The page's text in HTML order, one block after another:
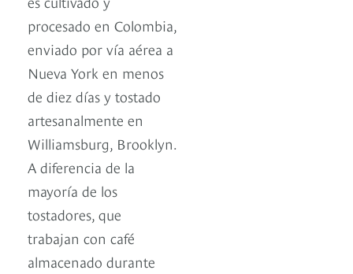
procesado en Colombia,
enviado por vía aérea a
Nueva York en menos
de diez días y tostado
artesanalmente en
Williamsburg, Brooklyn.
A diferencia de la
mayoría de los
tostadores, que
trabajan con café
almacenado durante